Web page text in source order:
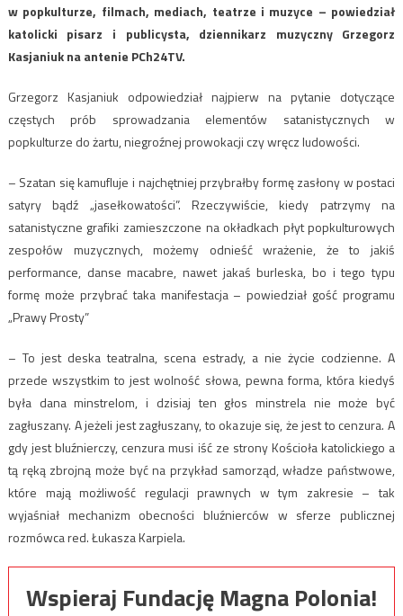
w popkulturze, filmach, mediach, teatrze i muzyce – powiedział
katolicki pisarz i publicysta, dziennikarz muzyczny Grzegorz
Kasjaniuk na antenie PCh24TV.
Grzegorz Kasjaniuk odpowiedział najpierw na pytanie dotyczące
częstych prób sprowadzania elementów satanistycznych w
popkulturze do żartu, niegroźnej prowokacji czy wręcz ludowości.
– Szatan się kamufluje i najchętniej przybrałby formę zasłony w postaci
satyry bądź „jasełkowatości”. Rzeczywiście, kiedy patrzymy na
satanistyczne grafiki zamieszczone na okładkach płyt popkulturowych
zespołów muzycznych, możemy odnieść wrażenie, że to jakiś
performance, danse macabre, nawet jakaś burleska, bo i tego typu
formę może przybrać taka manifestacja – powiedział gość programu
„Prawy Prosty”
– To jest deska teatralna, scena estrady, a nie życie codzienne. A
przede wszystkim to jest wolność słowa, pewna forma, która kiedyś
była dana minstrelom, i dzisiaj ten głos minstrela nie może być
zagłuszany. A jeżeli jest zagłuszany, to okazuje się, że jest to cenzura. A
gdy jest bluźnierczy, cenzura musi iść ze strony Kościoła katolickiego a
tą ręką zbrojną może być na przykład samorząd, władze państwowe,
które mają możliwość regulacji prawnych w tym zakresie – tak
wyjaśniał mechanizm obecności bluźnierców w sferze publicznej
rozmówca red. Łukasza Karpiela.
Wspieraj Fundację Magna Polonia!